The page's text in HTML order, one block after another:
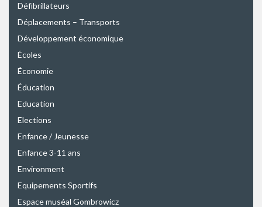
Défibrillateurs
Déplacements – Transports
Développement économique
Écoles
Économie
Éducation
Education
Elections
Enfance / Jeunesse
Enfance 3-11 ans
Environment
Equipements Sportifs
Espace muséal Gombrowicz